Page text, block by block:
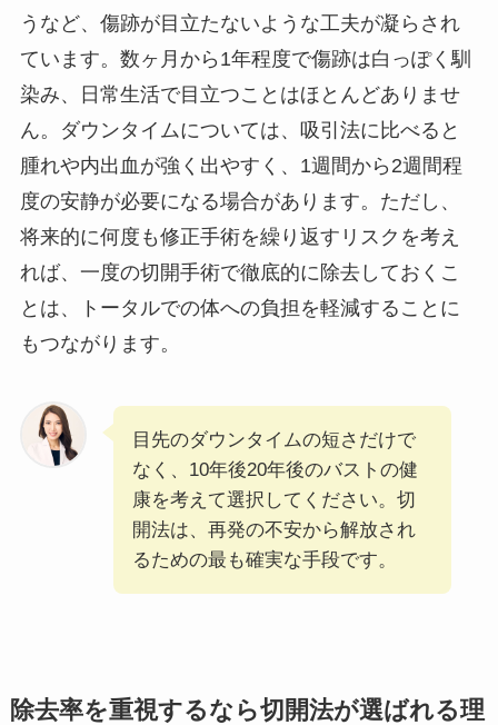
うなど、傷跡が目立たないような工夫が凝らされ
ています。数ヶ月から1年程度で傷跡は白っぽく馴
染み、日常生活で目立つことはほとんどありませ
ん。ダウンタイムについては、吸引法に比べると
腫れや内出血が強く出やすく、1週間から2週間程
度の安静が必要になる場合があります。ただし、
将来的に何度も修正手術を繰り返すリスクを考え
れば、一度の切開手術で徹底的に除去しておくこ
とは、トータルでの体への負担を軽減することに
もつながります。
目先のダウンタイムの短さだけで
なく、10年後20年後のバストの健
康を考えて選択してください。切
開法は、再発の不安から解放され
るための最も確実な手段です。
除去率を重視するなら切開法が選ばれる理